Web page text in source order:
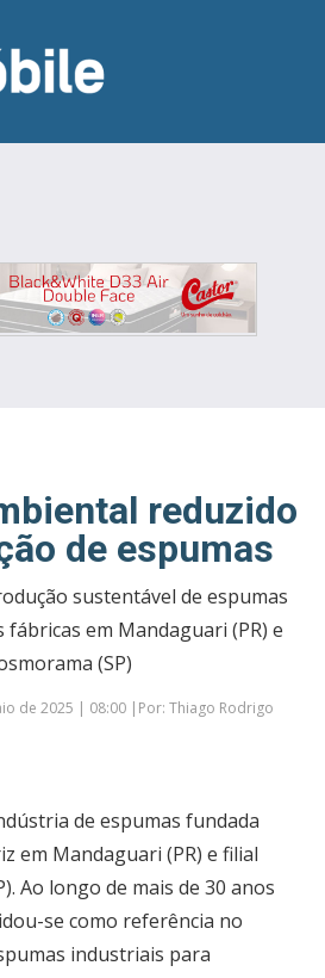
DESIGN & DECORAÇÃO
reduzido
de espumas
sustentável de espumas
em Mandaguari (PR) e
(SP)
de 2025 | 08:00 |Por: Thiago Rodrigo
de espumas fundada
em Mandaguari (PR) e filial
Ao longo de mais de 30 anos
se como referência no
industriais para